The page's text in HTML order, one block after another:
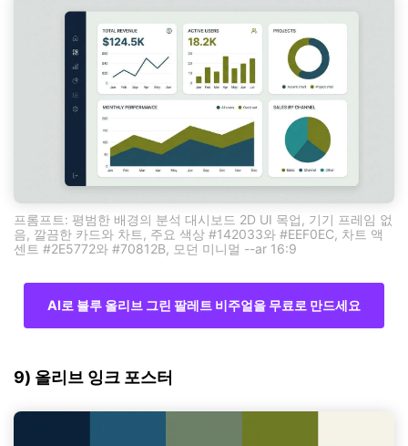
프롬프트: 평범한 배경의 분석 대시보드 2D UI 목업, 기기 프레임 없
음, 깔끔한 카드와 차트, 주요 색상 #142033와 #EEF0EC, 차트 액
센트 #2E5772와 #70812B, 모던 미니멀 --ar 16:9
AI로 블루 올리브 그린 팔레트 비주얼을 무료로 만드세요
9) 올리브 잉크 포스터